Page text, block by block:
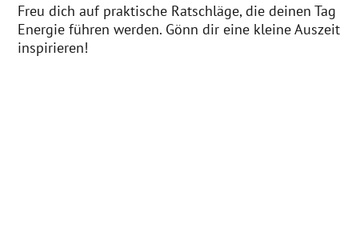
Freu dich auf praktische Ratschläge, die deinen
Energie führen werden. Gönn dir eine kleine
inspirieren!